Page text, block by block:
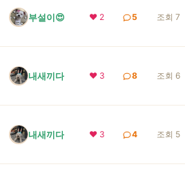
부설이😍 ❤ 2 5 조회 7
내새끼다 ❤ 3 8 조회 6
내새끼다 ❤ 3 4 조회 5